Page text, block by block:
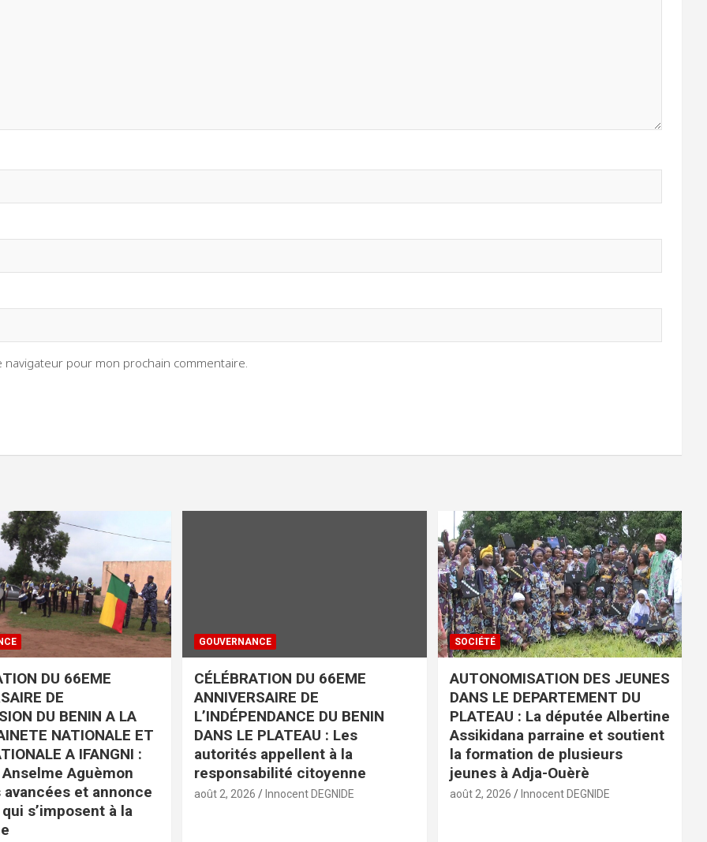
pour mon prochain commentaire.
DU 66EME
DE
DU BENIN A LA
NATIONALE ET
A IFANGNI :
Aguèmon
avancées et annonce
s’imposent à la
GOUVERNANCE
CÉLÉBRATION DU 66EME
ANNIVERSAIRE DE
L’INDÉPENDANCE DU BENIN
DANS LE PLATEAU : Les
autorités appellent à la
responsabilité citoyenne
août 2, 2026 Innocent DEGNIDE
SOCIÉTÉ
AUTONOMISATION DES JEUNES
DANS LE DEPARTEMENT DU
PLATEAU : La députée Albertine
Assikidana parraine et soutient
la formation de plusieurs
jeunes à Adja-Ouèrè
août 2, 2026 Innocent DEGNIDE